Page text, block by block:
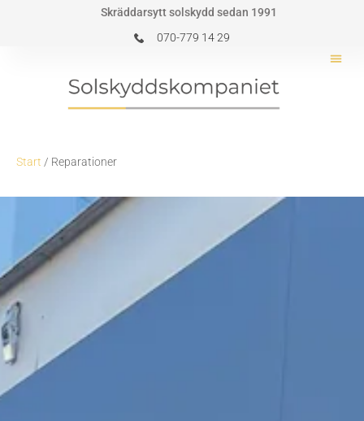
Skräddarsytt solskydd sedan 1991
070-779 14 29
Start / Reparationer